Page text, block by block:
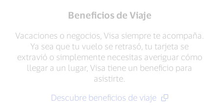
Beneficios de Viaje
Vacaciones o negocios, Visa siempre te acompaña.
Ya sea que tu vuelo se retrasó, tu tarjeta se
extravió o simplemente necesitas averiguar cómo
llegar a un lugar, Visa tiene un beneficio para
asistirte.
Descubre beneficios de viaje